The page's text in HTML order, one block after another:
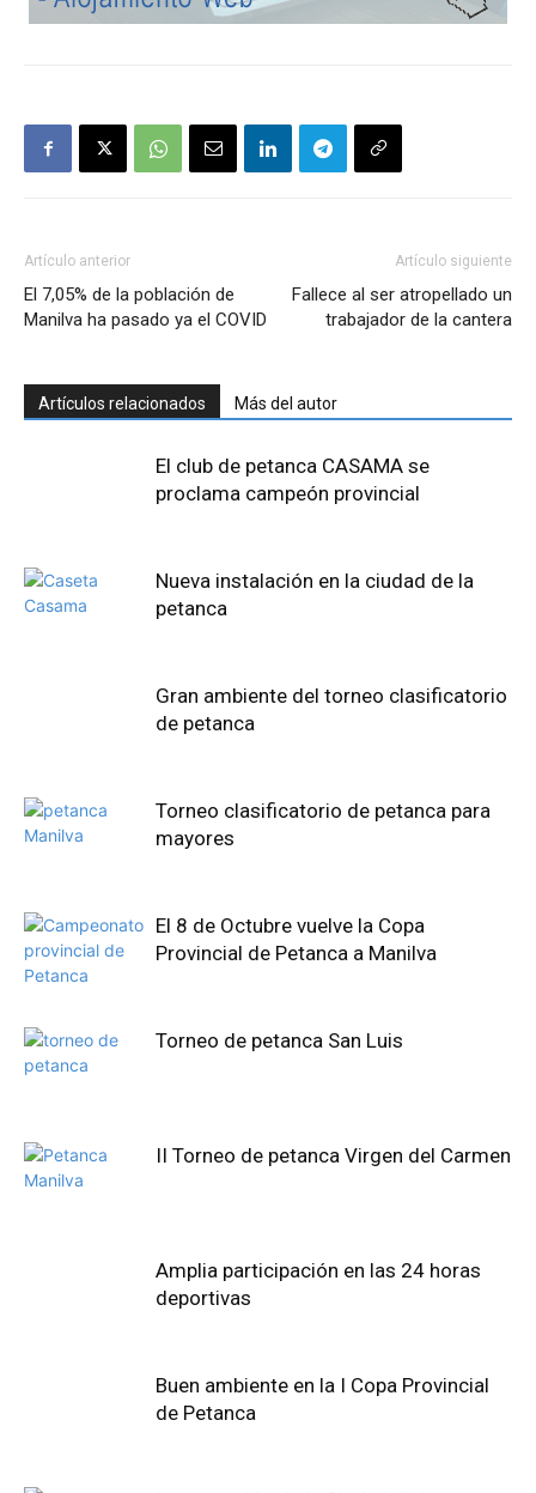
Artículo anterior
El 7,05% de la población de
Manilva ha pasado ya el COVID
Artículo siguiente
Fallece al ser atropellado un
trabajador de la cantera
Artículos relacionados Más del autor
El club de petanca CASAMA se
proclama campeón provincial
Nueva instalación en la ciudad de la
petanca
Gran ambiente del torneo clasificatorio
de petanca
Torneo clasificatorio de petanca para
mayores
El 8 de Octubre vuelve la Copa
Provincial de Petanca a Manilva
Torneo de petanca San Luis
II Torneo de petanca Virgen del Carmen
Amplia participación en las 24 horas
deportivas
Buen ambiente en la I Copa Provincial
de Petanca